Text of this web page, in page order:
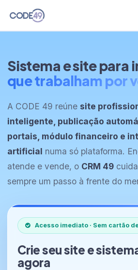
Modelos
Blog
Contato
Idioma
Sistema e site para
que trabalham por
A CODE 49 reúne site
inteligente, publicação
portais, módulo financeiro e
artificial numa só plataforma.
atende e vende, o CRM 49
sempre um passo à frente do
Acesso imediato · Sem cartão
Crie seu site e
agora